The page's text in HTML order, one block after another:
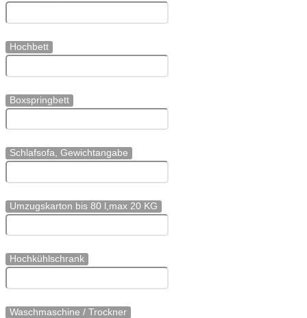
Hochbett
Boxspringbett
Schlafsofa, Gewichtangabe
Umzugskarton bis 80 l,max 20 KG
Hochkühlschrank
Waschmaschine / Trockner